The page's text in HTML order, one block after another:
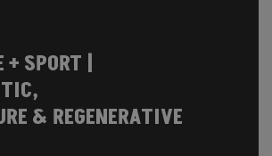
+ SPORT |
& REGENERATIVE